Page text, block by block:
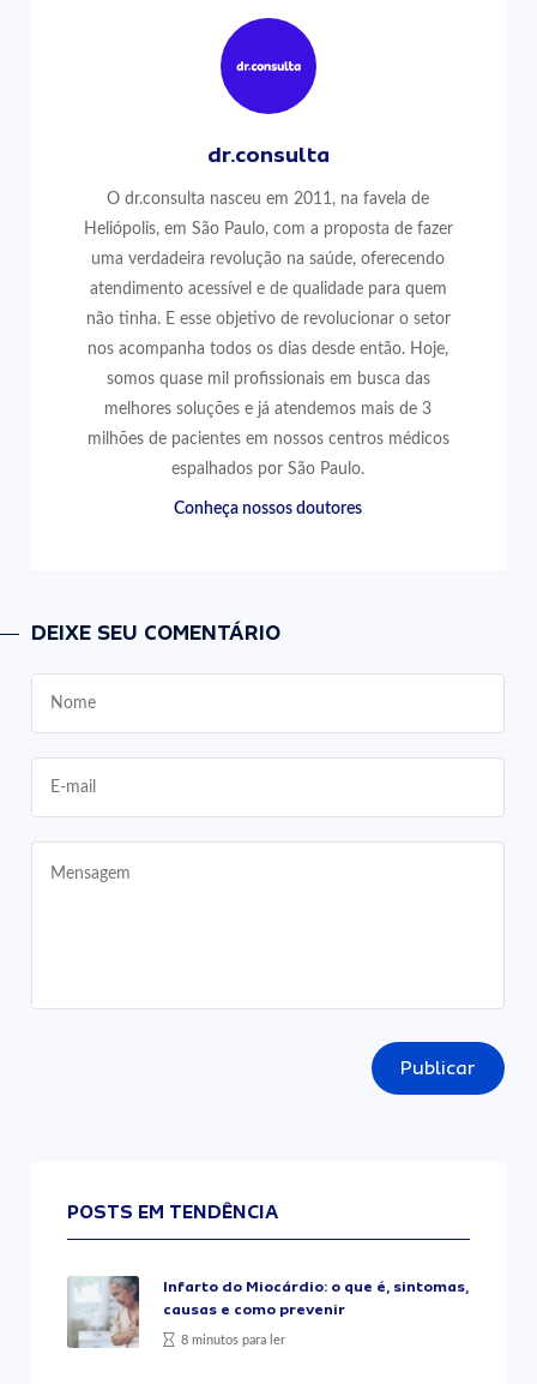
dr.consulta
O dr.consulta nasceu em 2011, na favela de
Heliópolis, em São Paulo, com a proposta de fazer
uma verdadeira revolução na saúde, oferecendo
atendimento acessível e de qualidade para quem
não tinha. E esse objetivo de revolucionar o setor
nos acompanha todos os dias desde então. Hoje,
somos quase mil profissionais em busca das
melhores soluções e já atendemos mais de 3
milhões de pacientes em nossos centros médicos
espalhados por São Paulo.
Conheça nossos doutores
DEIXE SEU COMENTÁRIO
Publicar
POSTS EM TENDÊNCIA
Infarto do Miocárdio: o que é, sintomas,
causas e como prevenir
8 minutos para ler